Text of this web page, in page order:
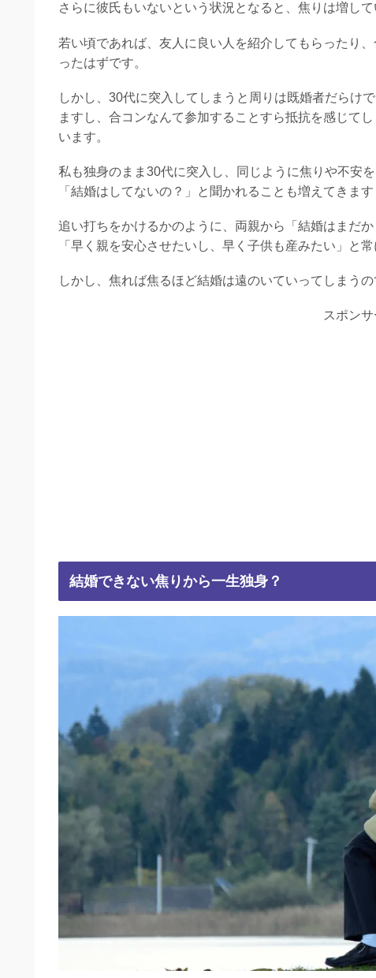
さらに彼氏もいないという状況となると、焦りは増して
若い頃であれば、友人に良い人を紹介してもらったり
ったはずです。
しかし、30代に突入してしまうと周りは既婚者だらけ
ますし、合コンなんて参加することすら抵抗を感じて
います。
私も独身のまま30代に突入し、同じように焦りや不安を
「結婚はしてないの？」と聞かれることも増えてきま
追い打ちをかけるかのように、両親から「結婚はまだ
「早く親を安心させたいし、早く子供も産みたい」と常
しかし、焦れば焦るほど結婚は遠のいていってしまうの
スポンサ
結婚できない焦りから一生独身？